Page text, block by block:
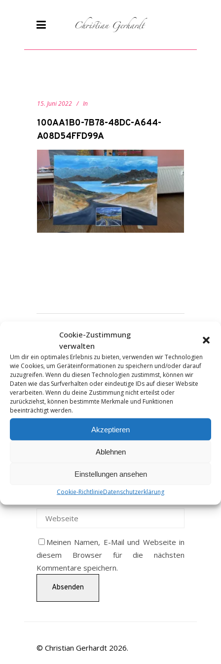
Cookie-Zustimmung
verwalten
Um dir ein optimales Erlebnis zu bieten, verwenden wir Technologien
wie Cookies, um Geräteinformationen zu speichern und/oder darauf
zuzugreifen. Wenn du diesen Technologien zustimmst, können wir
Daten wie das Surfverhalten oder eindeutige IDs auf dieser Website
verarbeiten. Wenn du deine Zustimmung nicht erteilst oder
zurückziehst, können bestimmte Merkmale und Funktionen
beeinträchtigt werden.
Akzeptieren
Ablehnen
Einstellungen ansehen
Cookie-RichtlinieDatenschutzerklärung
15. Juni 2022 In
100AA1B0-7B78-48DC-A644-
A08D54FFD99A
KOMMENTAR HINZUFÜGEN
Meinen Namen, E-Mail und Webseite in
diesem Browser für die nächsten
Kommentare speichern.
© Christian Gerhardt 2026.